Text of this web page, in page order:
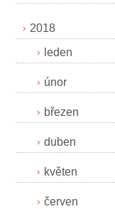
2018
leden
únor
březen
duben
květen
červen